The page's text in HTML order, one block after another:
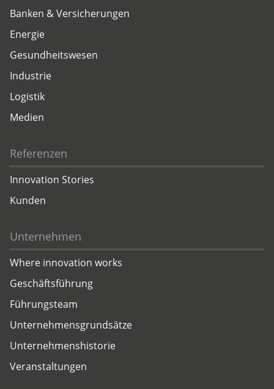
Banken & Versicherungen
Energie
Gesundheitswesen
Industrie
Logistik
Medien
Referenzen
Innovation Stories
Kunden
Unternehmen
Where innovation works
Geschäftsführung
Führungsteam
Unternehmensgrundsätze
Unternehmenshistorie
Veranstaltungen